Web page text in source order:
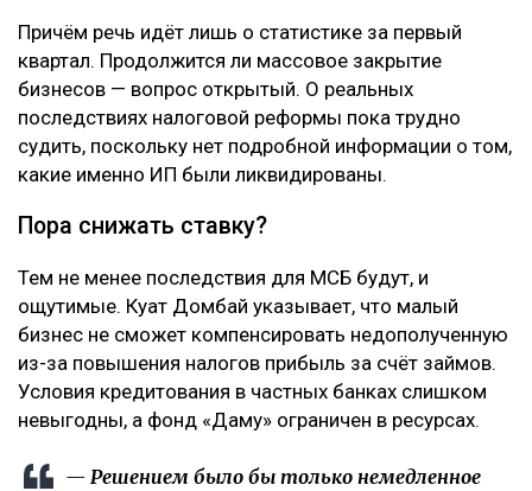
Причём речь идёт лишь о статистике за первый
квартал. Продолжится ли массовое закрытие
бизнесов — вопрос открытый. О реальных
последствиях налоговой реформы пока трудно
судить, поскольку нет подробной информации о том,
какие именно ИП были ликвидированы.
Пора снижать ставку?
Тем не менее последствия для МСБ будут, и
ощутимые. Куат Домбай указывает, что малый
бизнес не сможет компенсировать недополученную
из-за повышения налогов прибыль за счёт займов.
Условия кредитования в частных банках слишком
невыгодны, а фонд «Даму» ограничен в ресурсах.
— Решением было бы только немедленное